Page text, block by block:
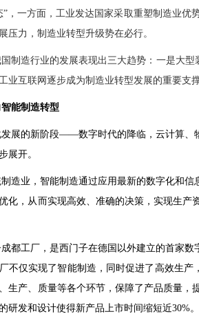
”，一方面，工业发达国家采取重塑制造业
压力，制造业转型升级势在必行。
制造行业的发展表现出三大趋势：一是大
业互联网逐步成为制造业转型发展的重要支
能制造转型
发展的新阶段——数字时代的降临，云计算、
展开。
造业，智能制造通过应用最新的数字化和
化，从而实现高效、准确的决策，实现生
都工厂，是西门子在德国以外建立的首家
不仅实现了智能制造，同时促进了高效生产
生产、质量等各个环节，保障了产品质量
研发和设计使得新产品上市时间缩短近30%。